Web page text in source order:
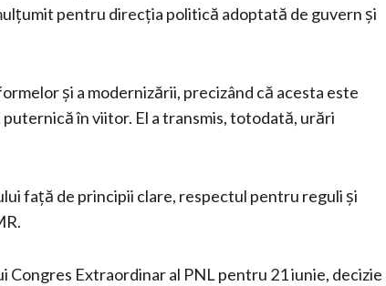
pentru direcția politică adoptată de guvern și
și a modernizării, precizând că acesta este
în viitor. El a transmis, totodată, urări
față de principii clare, respectul pentru reguli și
Extraordinar al PNL pentru 21 iunie, decizie